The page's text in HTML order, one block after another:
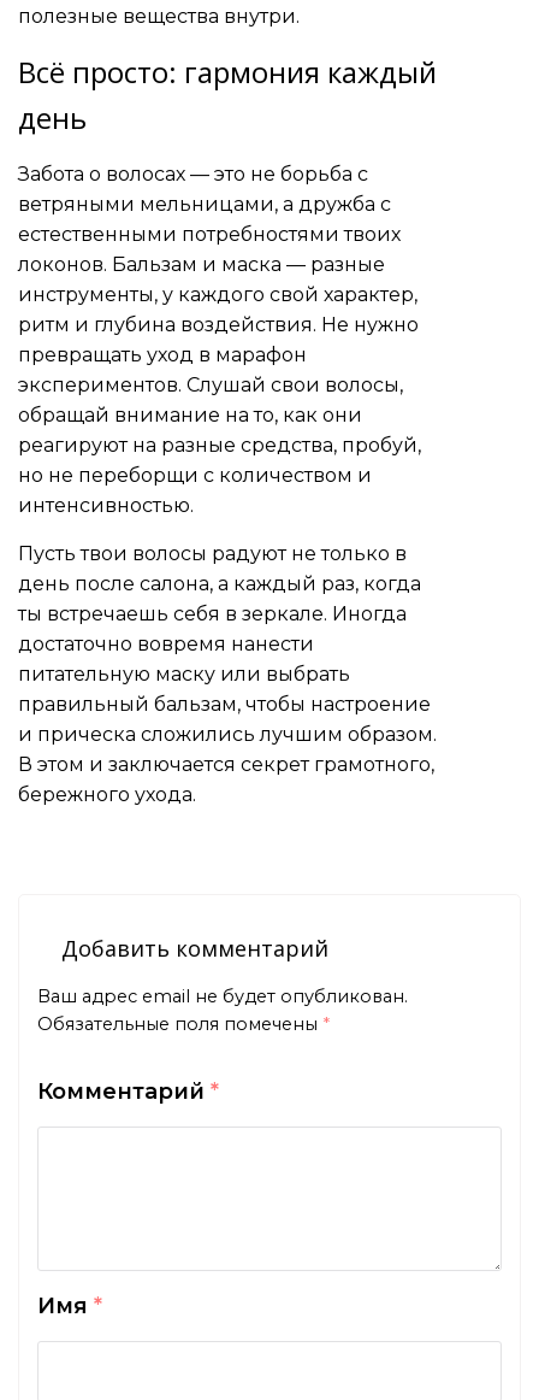
полезные вещества внутри.
Всё просто: гармония каждый
день
Забота о волосах — это не борьба с
ветряными мельницами, а дружба с
естественными потребностями твоих
локонов. Бальзам и маска — разные
инструменты, у каждого свой характер,
ритм и глубина воздействия. Не нужно
превращать уход в марафон
экспериментов. Слушай свои волосы,
обращай внимание на то, как они
реагируют на разные средства, пробуй,
но не переборщи с количеством и
интенсивностью.
Пусть твои волосы радуют не только в
день после салона, а каждый раз, когда
ты встречаешь себя в зеркале. Иногда
достаточно вовремя нанести
питательную маску или выбрать
правильный бальзам, чтобы настроение
и прическа сложились лучшим образом.
В этом и заключается секрет грамотного,
бережного ухода.
Добавить комментарий
Ваш адрес email не будет опубликован.
Обязательные поля помечены *
Комментарий *
Имя *